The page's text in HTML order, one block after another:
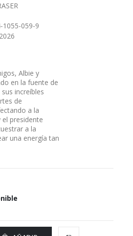
1055-059-9
Albie y
en la fuente de
increíbles
de
a la
presidente
a la
una energía tan